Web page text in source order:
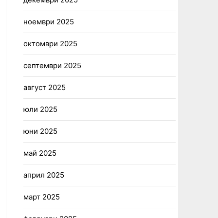
ноември 2025
октомври 2025
септември 2025
август 2025
юли 2025
юни 2025
май 2025
април 2025
март 2025